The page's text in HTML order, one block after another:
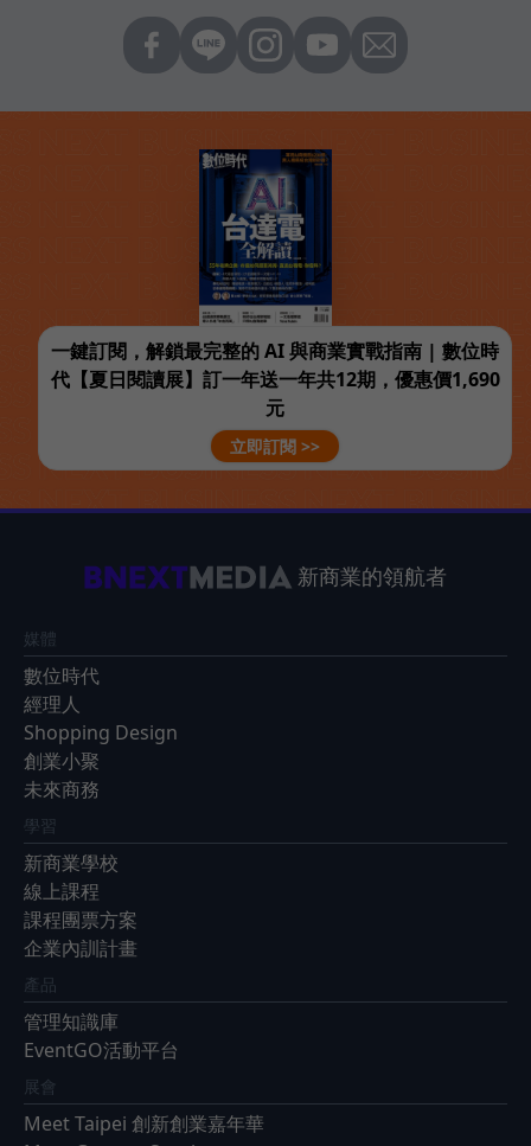
一鍵訂閱，解鎖最完整的 AI 與商業實戰指南 | 數位時
代【夏日閱讀展】訂一年送一年共12期，優惠價1,690
元
立即訂閱 >>
新商業的領航者
媒體
數位時代
經理人
Shopping Design
創業小聚
未來商務
學習
新商業學校
線上課程
課程團票方案
企業內訓計畫
產品
管理知識庫
EventGO活動平台
展會
Meet Taipei 創新創業嘉年華